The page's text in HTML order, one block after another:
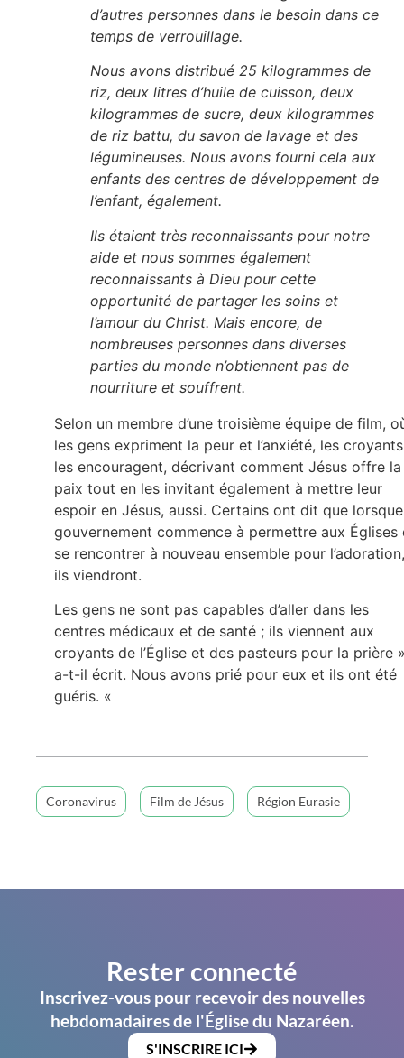
d’autres personnes dans le besoin dans ce
temps de verrouillage.
Nous avons distribué 25 kilogrammes de
riz, deux litres d’huile de cuisson, deux
kilogrammes de sucre, deux kilogrammes
de riz battu, du savon de lavage et des
légumineuses. Nous avons fourni cela aux
enfants des centres de développement de
l’enfant, également.
Ils étaient très reconnaissants pour notre
aide et nous sommes également
reconnaissants à Dieu pour cette
opportunité de partager les soins et
l’amour du Christ. Mais encore, de
nombreuses personnes dans diverses
parties du monde n’obtiennent pas de
nourriture et souffrent.
Selon un membre d’une troisième équipe de film,
les gens expriment la peur et l’anxiété, les croyants
les encouragent, décrivant comment Jésus offre la
paix tout en les invitant également à mettre leur
espoir en Jésus, aussi. Certains ont dit que
gouvernement commence à permettre aux Églises
se rencontrer à nouveau ensemble pour l’adoration,
ils viendront.
Les gens ne sont pas capables d’aller dans les
centres médicaux et de santé ; ils viennent aux
croyants de l’Église et des pasteurs pour la prière
a-t-il écrit. Nous avons prié pour eux et ils ont été
guéris. «
Coronavirus Film de Jésus Région Eurasie
Rester connecté
Inscrivez-vous pour recevoir des nouvelles
hebdomadaires de l'Église du Nazaréen.
S'INSCRIRE ICI